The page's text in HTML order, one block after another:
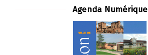
Agenda Numérique